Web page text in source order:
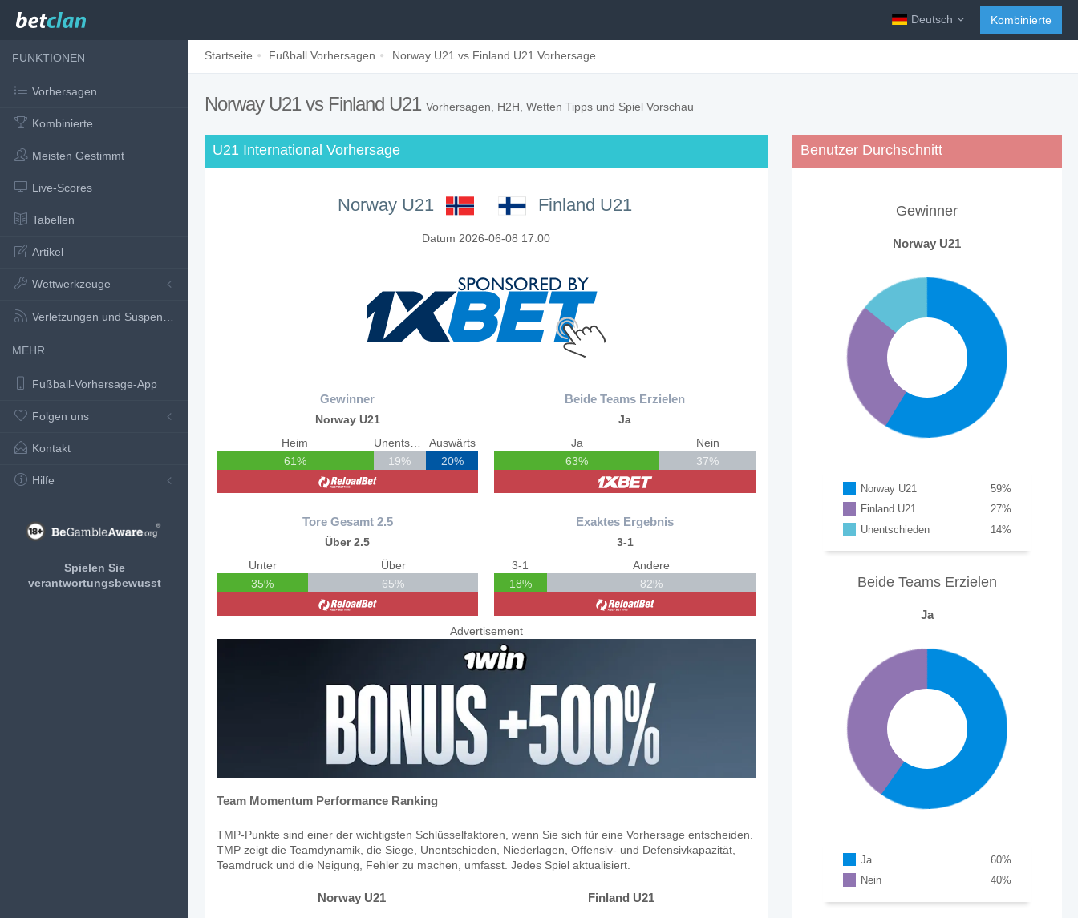
Deutsch Kombinierte
FUNKTIONEN
Vorhersagen
Kombinierte
Meisten Gestimmt
Live-Scores
Tabellen
Artikel
Wettwerkzeuge
Verletzungen und Suspensionen
MEHR
Fußball-Vorhersage-App
Folgen uns
Kontakt
Hilfe
Spielen Sie
verantwortungsbewusst
Startseite Fußball Vorhersagen Norway U21 vs Finland U21 Vorhersage
Norway U21 vs Finland U21 Vorhersagen, H2H, Wetten Tipps und Spiel Vorschau
U21 International Vorhersage
Norway U21 Finland U21
Datum 2026-06-08 17:00
Gewinner
Norway U21
Heim
61%
Unentschieden
19%
Auswärts
20%
Tore Gesamt 2.5
Über 2.5
Unter
35%
Über
65%
Beide Teams Erzielen
Ja
Ja
63%
Nein
37%
Exaktes Ergebnis
3-1
3-1
18%
Andere
82%
Advertisement
Team Momentum Performance Ranking
TMP-Punkte sind einer der wichtigsten Schlüsselfaktoren, wenn Sie sich für eine Vorhersage entscheiden.
TMP zeigt die Teamdynamik, die Siege, Unentschieden, Niederlagen, Offensiv- und Defensivkapazität,
Teamdruck und die Neigung, Fehler zu machen, umfasst. Jedes Spiel aktualisiert.
Norway U21 Finland U21
Benutzer Durchschnitt
Gewinner
Norway U21
Norway U21 %
59
Finland U21
%
27
Unentschieden
%
14
Beide Teams Erzielen
Ja
Ja %
60
Nein
%
40